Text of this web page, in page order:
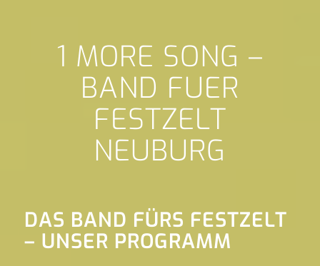
1 MORE SONG –
BAND FUER
FESTZELT
NEUBURG
DAS BAND FÜRS FESTZELT
– UNSER PROGRAMM